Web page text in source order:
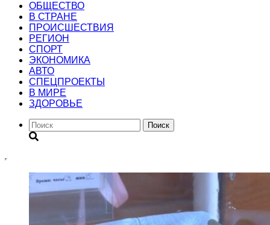
ОБЩЕСТВО
В СТРАНЕ
ПРОИСШЕСТВИЯ
РЕГИОН
CПОРТ
ЭКОНОМИКА
АВТО
СПЕЦПРОЕКТЫ
В МИРЕ
ЗДОРОВЬЕ
Поиск